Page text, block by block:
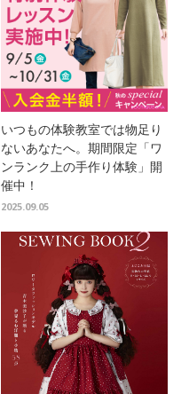
いつもの体験教室では物足り
ないあなたへ。期間限定「ワ
ンランク上の手作り体験」開
催中！
2025.09.05